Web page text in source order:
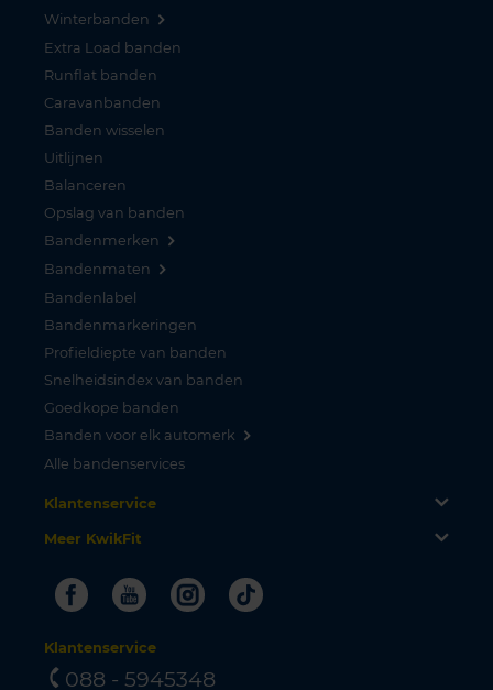
Winterbanden
Extra Load banden
Runflat banden
Caravanbanden
Banden wisselen
Uitlijnen
Balanceren
Opslag van banden
Bandenmerken
Bandenmaten
Bandenlabel
Bandenmarkeringen
Profieldiepte van banden
Snelheidsindex van banden
Goedkope banden
Banden voor elk automerk
Alle bandenservices
Klantenservice
Meer KwikFit
FacebookYoutubeInstagram
Tiktok
Klantenservice
088 - 5945348